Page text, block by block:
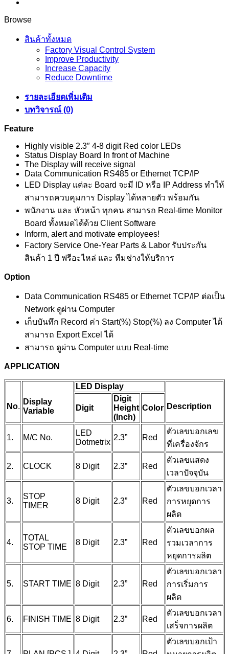
Browse
สินค้าทั้งหมด
Factory Visual Control System
Improve Productivity
Increase Capacity
Reduce Downtime
รายละเอียดเพิ่มเติม
บทวิจารณ์ (0)
Feature
Highly visible 2.3″ 4-8 digit Red color LEDs
Status Display Board In front of Machine
The Display will receive signal
Data Communication RS485 or Ethernet TCP/IP
LED Display แต่ละ Board จะมี ID หรือ IP Address ทำให้
สามารถควบคุมการ Display ได้หลายตัว พร้อมกัน
พนักงาน และ หัวหน้า ทุกคน สามารถ Real-time Monitor
Board ทั้งหมดได้ด้วย Client Software
Inform, alert and motivate employees!
Factory Service One-Year Parts & Labor รับประกัน
สินค้า 1 ปี ฟรีอะไหล่ และ ทีมช่างให้บริการ
Option
Data Communication RS485 or Ethernet TCP/IP ต่อเป็น
Network ดูผ่าน Computer
เก็บบันทึก Record ค่า Start(%) Stop(%) ลง Computer ได้
สามารถ Export Excel ได้
สามารถ ดูผ่าน Computer แบบ Real-time
APPLICATION
No.
Display
Variable
LED Display
Description
Digit
Digit
Height
(Inch)
Color
1. M/C No.
LED
Dotmetrix
2.3” Red
ตัวเลขบอกเลข
ที่เครื่องจักร
2. CLOCK 8 Digit 2.3” Red
ตัวเลขแสดง
เวลาปัจจุบัน
3.
STOP
TIMER
8 Digit 2.3” Red
ตัวเลขบอกเวลา
การหยุดการ
ผลิต
4.
TOTAL
STOP TIME
8 Digit 2.3” Red
ตัวเลขบอกผล
รวมเวลาการ
หยุดการผลิต
5. START TIME 8 Digit 2.3” Red
ตัวเลขบอกเวลา
การเริ่มการ
ผลิต
6. FINISH TIME 8 Digit 2.3” Red
ตัวเลขบอกเวลา
เสร็จการผลิต
ตัวเลขบอกเป้า